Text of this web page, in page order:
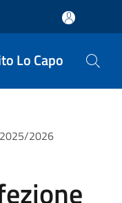
Lo Capo
2025/2026